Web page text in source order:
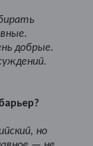
добрые.
но